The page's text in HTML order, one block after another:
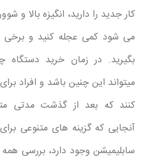
کار جدید را دارید، انگیزه بالا و
می شود کمی عجله کنید و برخی
بگیرید. در زمان خرید دستگاه
میتواند این چنین باشد و افراد
کنند که بعد از گذشت مدتی
آنجایی که گزینه های متنوعی
سابلیمیشن وجود دارد، بررسی